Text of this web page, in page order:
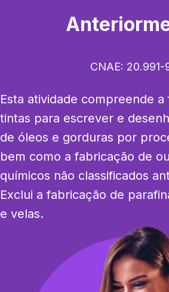
CNAE: 20.991-
Esta atividade compreende
tintas para escrever e
de óleos e gorduras por
bem como a fabricação de
químicos não classificados
Exclui a fabricação de
e velas.